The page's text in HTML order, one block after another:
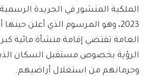
2023، وهو المرسوم الذي أعلن
العامة تقتضي إقامة منشأة مائية
الرؤية بخصوص مستقبل السكان
وحرمانهم من استغلال أراضيهم.